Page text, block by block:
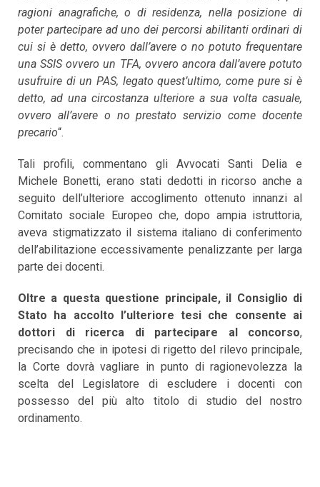
ragioni anagrafiche, o di residenza, nella posizione di
poter partecipare ad uno dei percorsi abilitanti ordinari di
cui si è detto, ovvero dall’avere o no potuto frequentare
una SSIS ovvero un TFA, ovvero ancora dall’avere potuto
usufruire di un PAS, legato quest’ultimo, come pure si è
detto, ad una circostanza ulteriore a sua volta casuale,
ovvero all’avere o no prestato servizio come docente
precario“.
Tali profili, commentano gli Avvocati Santi Delia e
Michele Bonetti, erano stati dedotti in ricorso anche a
seguito dell’ulteriore accoglimento ottenuto innanzi al
Comitato sociale Europeo che, dopo ampia istruttoria,
aveva stigmatizzato il sistema italiano di conferimento
dell’abilitazione eccessivamente penalizzante per larga
parte dei docenti.
Oltre a questa questione principale, il Consiglio di
Stato ha accolto l’ulteriore tesi che consente ai
dottori di ricerca di partecipare al concorso,
precisando che in ipotesi di rigetto del rilevo principale,
la Corte dovrà vagliare in punto di ragionevolezza la
scelta del Legislatore di escludere i docenti con
possesso del più alto titolo di studio del nostro
ordinamento.